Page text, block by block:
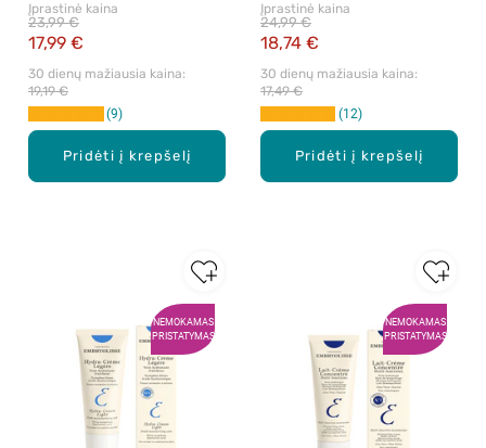
Pridėti į krepšelį
daugiafunkcis kremas, 75 ml.
Įprastinė kaina
17,99 €
23,99 €
30 dienų mažiausia kaina:
19,19 €
9
Pridėti į krepšelį
jautrios odos kremas, 100 ml.
Įprastinė kaina
18,74 €
24,99 €
30 dienų mažiausia kaina:
17,49 €
12
NEMOKAMAS
PRISTATYMAS
NEMOKAMAS
PRISTATYMAS